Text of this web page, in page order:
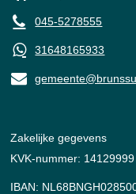
045-5278555
31648165933
Zakelijke gegevens
KVK-nummer: 14129999
IBAN: